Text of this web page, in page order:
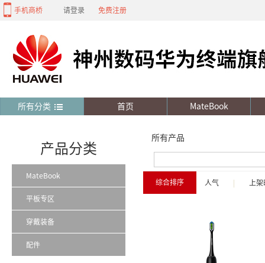
手机商桥 请登录 免费注册
所有分类 首页 MateBook
所有产品
综合排序 人气 上
产品分类
MateBook
平板专区
穿戴装备
配件